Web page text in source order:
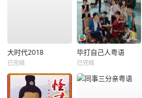
大时代2018
已完结
毕打自己人粤语
已完结